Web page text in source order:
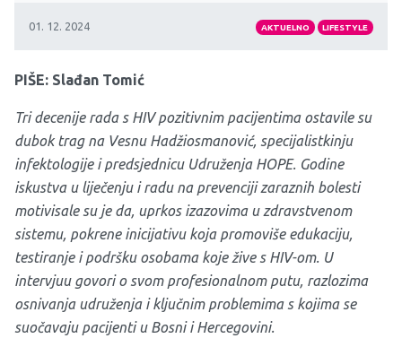
01. 12. 2024 AKTUELNO LIFESTYLE
PIŠE: Slađan Tomić
Tri decenije rada s HIV pozitivnim pacijentima ostavile su
dubok trag na Vesnu Hadžiosmanović, specijalistkinju
infektologije i predsjednicu Udruženja HOPE. Godine
iskustva u liječenju i radu na prevenciji zaraznih bolesti
motivisale su je da, uprkos izazovima u zdravstvenom
sistemu, pokrene inicijativu koja promoviše edukaciju,
testiranje i podršku osobama koje žive s HIV-om. U
intervjuu govori o svom profesionalnom putu, razlozima
osnivanja udruženja i ključnim problemima s kojima se
suočavaju pacijenti u Bosni i Hercegovini.